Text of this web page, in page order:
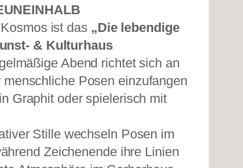
ist das „Die lebendige
& Kulturhaus
Abend richtet sich an
Posen einzufangen
Graphit oder spielerisch mit
Stille wechseln Posen im
Zeichenende ihre Linien